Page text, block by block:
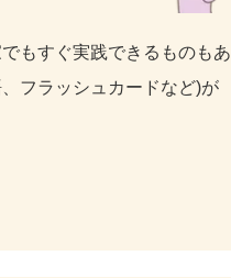
もすぐ実践できるものもあ
フラッシュカードなど)が